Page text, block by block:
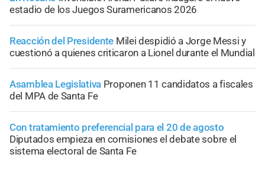
estadio de los Juegos Suramericanos 2026
Reacción del Presidente Milei despidió a Jorge Messi y
cuestionó a quienes criticaron a Lionel durante el Mundial
Asamblea Legislativa Proponen 11 candidatos a fiscales
del MPA de Santa Fe
Con tratamiento preferencial para el 20 de agosto
Diputados empieza en comisiones el debate sobre el
sistema electoral de Santa Fe